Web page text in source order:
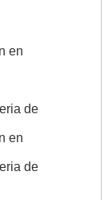
en
de
en
de